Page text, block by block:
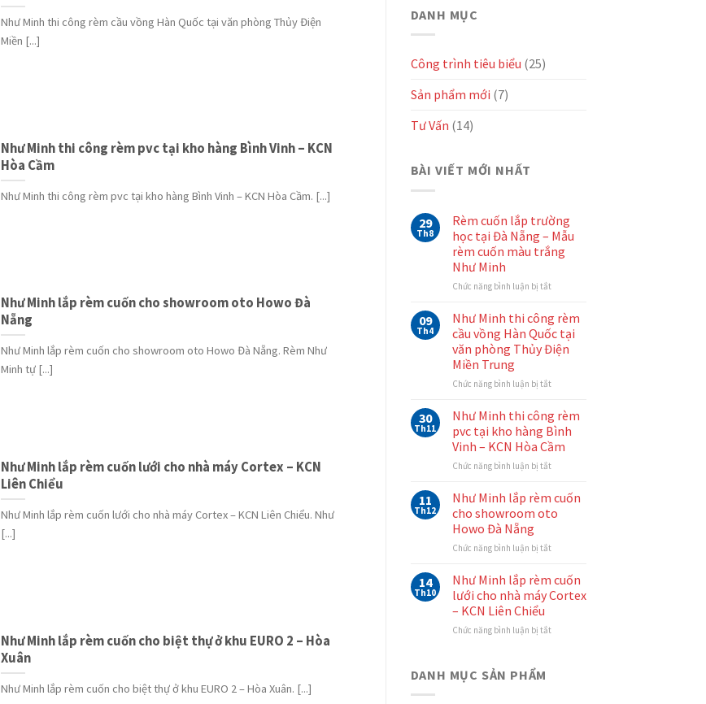
Như Minh thi công rèm cầu vồng Hàn Quốc tại văn phòng Thủy Điện
Miền [...]
Như Minh thi công rèm pvc tại kho hàng Bình Vinh – KCN
Hòa Cầm
Như Minh thi công rèm pvc tại kho hàng Bình Vinh – KCN Hòa Cầm. [...]
Như Minh lắp rèm cuốn cho showroom oto Howo Đà
Nẵng
Như Minh lắp rèm cuốn cho showroom oto Howo Đà Nẵng. Rèm Như
Minh tự [...]
Như Minh lắp rèm cuốn lưới cho nhà máy Cortex – KCN
Liên Chiểu
Như Minh lắp rèm cuốn lưới cho nhà máy Cortex – KCN Liên Chiểu. Như
[...]
Như Minh lắp rèm cuốn cho biệt thự ở khu EURO 2 – Hòa
Xuân
Như Minh lắp rèm cuốn cho biệt thự ở khu EURO 2 – Hòa Xuân. [...]
DANH MỤC
Công trình tiêu biểu (25)
Sản phẩm mới (7)
Tư Vấn (14)
BÀI VIẾT MỚI NHẤT
29
Th8
Rèm cuốn lắp trường
học tại Đà Nẵng – Mẫu
rèm cuốn màu trắng
Như Minh
Chức năng bình luận bị tắtở
cuốn
lắp
trường
học
Đà
Mẫu
rèm
cuốn
màu
Minh
09
Th4
Như Minh thi công rèm
cầu vồng Hàn Quốc tại
văn phòng Thủy Điện
Miền Trung
Chức năng bình luận bị tắtở
Minh
thi
công
rèm
cầu
Quốc
tại
phòng
Điện
Miền
Trung
30
Th11
Như Minh thi công rèm
pvc tại kho hàng Bình
Vinh – KCN Hòa Cầm
Chức năng bình luận bị tắtở
Minh
thi
công
pvc
hàng
Bình
–
11
Th12
Như Minh lắp rèm cuốn
cho showroom oto
Howo Đà Nẵng
Chức năng bình luận bị tắtở
Minh
lắp
rèm
cho
14
Th10
Như Minh lắp rèm cuốn
lưới cho nhà máy Cortex
– KCN Liên Chiểu
Chức năng bình luận bị tắtở
DANH MỤC SẢN PHẨM